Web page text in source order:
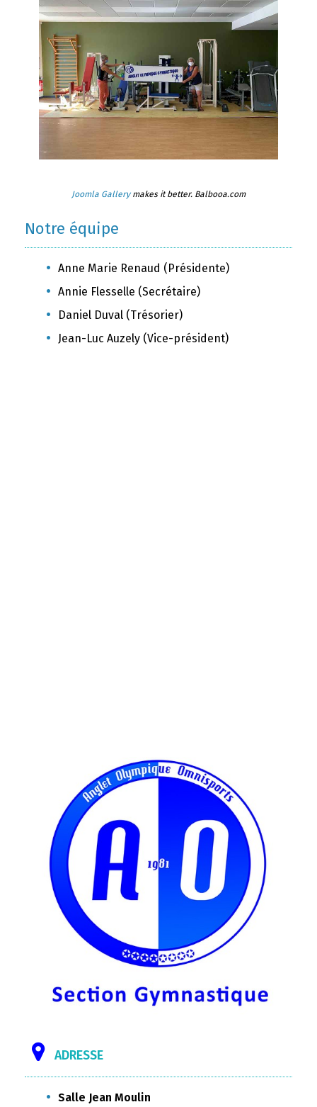
ADRESSE
Salle Jean Moulin
Joomla Gallerymakes it better. Balbooa.com
Notre équipe
Anne Marie Renaud (Présidente)
Annie Flesselle (Secrétaire)
Daniel Duval (Trésorier)
Jean-Luc Auzely (Vice-président)